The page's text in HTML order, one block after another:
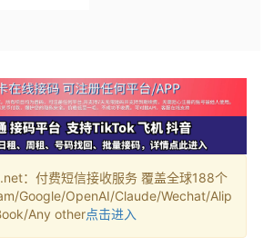
：付费短信接收服务 覆盖全球188个
Google/OpenAI/Claude/Wechat/Alip
Any other点击进入